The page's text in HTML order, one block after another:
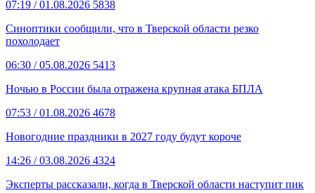
07:19 / 01.08.2026 5838
Синоптики сообщили, что в Тверской области резко
похолодает
06:30 / 05.08.2026 5413
Ночью в России была отражена крупная атака БПЛА
07:53 / 01.08.2026 4678
Новогодние праздники в 2027 году будут короче
14:26 / 03.08.2026 4324
Эксперты рассказали, когда в Тверской области наступит пик